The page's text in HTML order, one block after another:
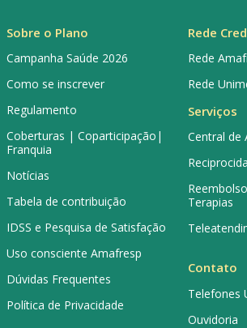
Sobre o Plano
Campanha Saúde 2026
Como se inscrever
Regulamento
Coberturas | Coparticipação|
Franquia
Notícias
Tabela de contribuição
IDSS e Pesquisa de Satisfação
Uso consciente Amafresp
Dúvidas Frequentes
Política de Privacidade
Rede
Rede
Rede
Serviços
Central de
Terapias
Contato
Telefones
Ouvidoria